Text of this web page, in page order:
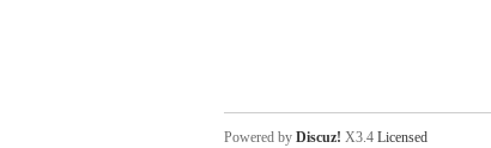
Powered by Discuz! X3.4 Licensed